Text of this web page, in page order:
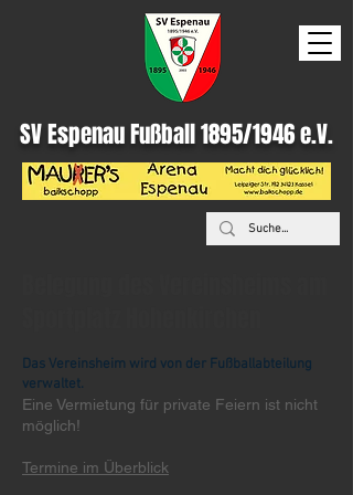
SV Espenau Fußball 1895/1946 e.V.
Das Vereinsheim wird von der Fußballabteilung
verwaltet.
Eine Vermietung für private Feiern ist nicht
möglich!
Termine im Überblick